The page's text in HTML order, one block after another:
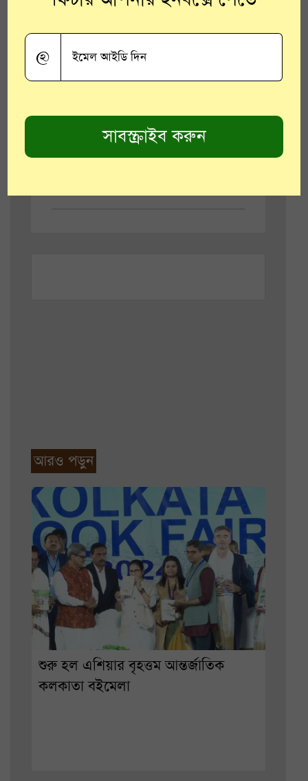
নতুন পাঁচশো টাকার নোট যেমন দেখতে হয়
অনেকটা তেমনই দেখতে করা হয়েছে নতুন ৫০
টাকার নোটটিকে। পাশাপাশি আরবিআইয়ের
নোট বাজারে ছাড়া হবে।
আরও পড়ুন
শুরু হল এশিয়ার বৃহত্তম আন্তর্জাতিক
কলকাতা বইমেলা
@